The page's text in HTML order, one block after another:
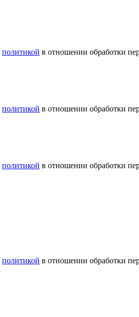
политикой в отношении обработки
политикой в отношении обработки
политикой в отношении обработки
политикой в отношении обработки